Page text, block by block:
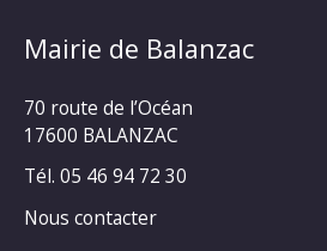
Mairie de Balanzac
70 route de l’Océan
17600 BALANZAC
Tél. 05 46 94 72 30
Nous contacter